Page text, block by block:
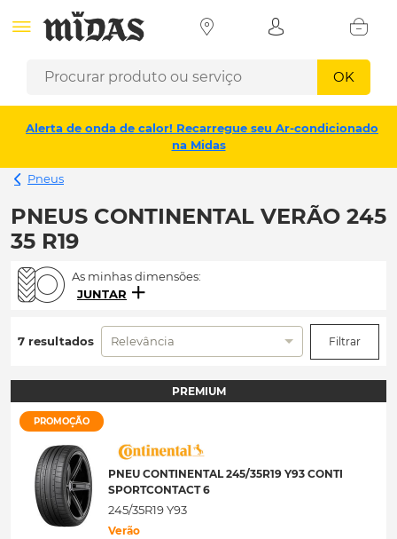
OK
Alerta de onda de calor! Recarregue seu Ar-condicionado
na Midas
Pneus
PNEUS CONTINENTAL VERÃO 245
35 R19
As minhas dimensões:
JUNTAR
7 resultados Relevância Filtrar
PREMIUM
PROMOÇÃO
PNEU CONTINENTAL 245/35R19 Y93 CONTI
SPORTCONTACT 6
245/35R19 Y93
Verão